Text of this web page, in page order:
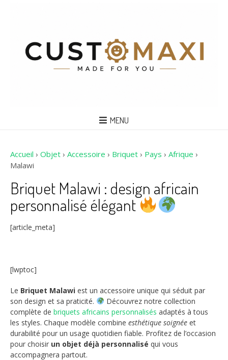
MENU
Accueil › Objet › Accessoire › Briquet › Pays › Afrique ›
Malawi
Briquet Malawi : design africain
personnalisé élégant
[article_meta]
[lwptoc]
Le Briquet Malawi est un accessoire unique qui séduit par
son design et sa praticité.
Découvrez notre collection
complète de briquets africains personnalisés adaptés à tous
les styles. Chaque modèle combine esthétique soignée et
durabilité pour un usage quotidien fiable. Profitez de l’occasion
pour choisir un objet déjà personnalisé qui vous
accompagnera partout.